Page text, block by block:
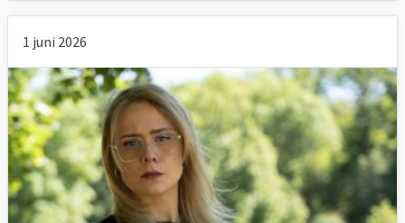
1 juni 2026